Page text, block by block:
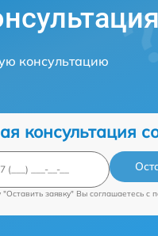
консультацию
консультация
заявку" Вы соглашаетесь c